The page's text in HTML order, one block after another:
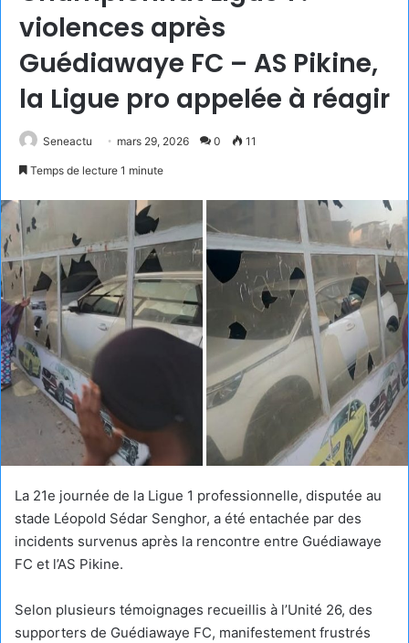
violences après
Guédiawaye FC – AS Pikine,
la Ligue pro appelée à réagir
Seneactu mars 29, 2026 0 11
Temps de lecture 1 minute
La 21e journée de la Ligue 1 professionnelle, disputée au
stade Léopold Sédar Senghor, a été entachée par des
incidents survenus après la rencontre entre Guédiawaye
FC et l’AS Pikine.
Selon plusieurs témoignages recueillis à l’Unité 26, des
supporters de Guédiawaye FC, manifestement frustrés